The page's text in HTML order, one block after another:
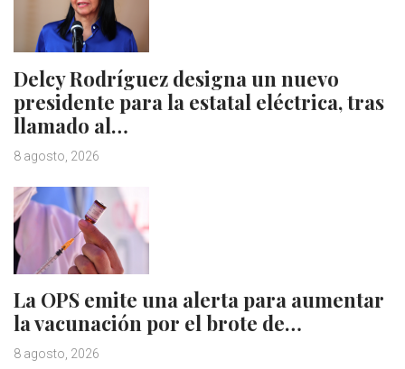
Delcy Rodríguez designa un nuevo
presidente para la estatal eléctrica, tras
llamado al…
8 agosto, 2026
La OPS emite una alerta para aumentar
la vacunación por el brote de…
8 agosto, 2026